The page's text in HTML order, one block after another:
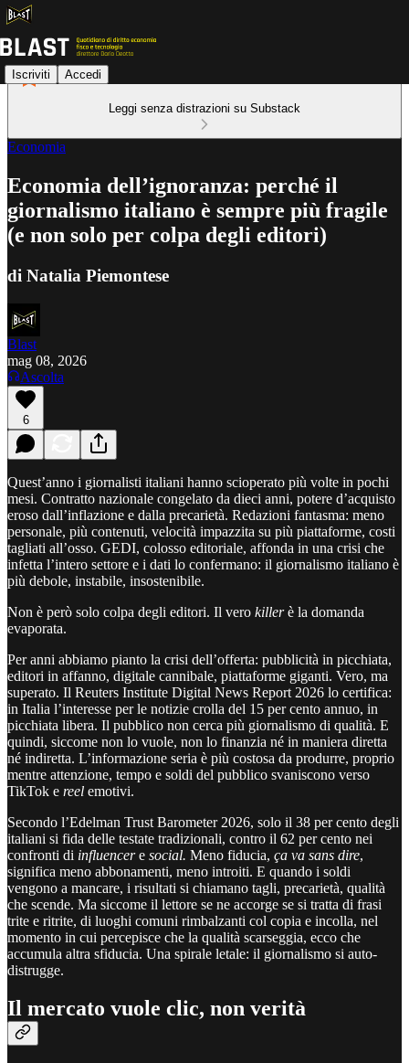
Iscriviti Accedi
Leggi senza distrazioni su Substack
Economia
Economia dell’ignoranza: perché il
giornalismo italiano è sempre più fragile
(e non solo per colpa degli editori)
di Natalia Piemontese
Blast
mag 08, 2026
Ascolta
6
Quest’anno i giornalisti italiani hanno scioperato più volte in pochi
mesi. Contratto nazionale congelato da dieci anni, potere d’acquisto
eroso dall’inflazione e dalla precarietà. Redazioni fantasma: meno
personale, più contenuti, velocità impazzita su più piattaforme, costi
tagliati all’osso. GEDI, colosso editoriale, affonda in una crisi che
infetta l’intero settore e i dati lo confermano: il giornalismo italiano è
più debole, instabile, insostenibile.
Non è però solo colpa degli editori. Il vero killerè la domanda
evaporata.
Per anni abbiamo pianto la crisi dell’offerta: pubblicità in picchiata,
editori in affanno, digitale cannibale, piattaforme giganti. Vero, ma
superato. Il Reuters Institute Digital News Report 2026 lo certifica:
in Italia l’interesse per le notizie crolla del 15 per cento annuo, in
picchiata libera. Il pubblico non cerca più giornalismo di qualità. E
quindi, siccome non lo vuole, non lo finanzia né in maniera diretta
né indiretta. L’informazione seria è più costosa da produrre, proprio
mentre attenzione, tempo e soldi del pubblico svaniscono verso
TikTok e reel emotivi.
Secondo l’Edelman Trust Barometer 2026, solo il 38 per cento degli
italiani si fida delle testate tradizionali, contro il 62 per cento nei
confronti di influencere social. Meno fiducia, ça va sans dire,
significa meno abbonamenti, meno introiti. E quando i soldi
vengono a mancare, i risultati si chiamano tagli, precarietà, qualità
che scende. Ma siccome il lettore se ne accorge se si tratta di frasi
trite e ritrite, di luoghi comuni rimbalzanti col copia e incolla, nel
momento in cui percepisce che la qualità scarseggia, ecco che
accumula altra sfiducia. Una spirale letale: il giornalismo si auto-
distrugge.
Il mercato vuole clic, non verità